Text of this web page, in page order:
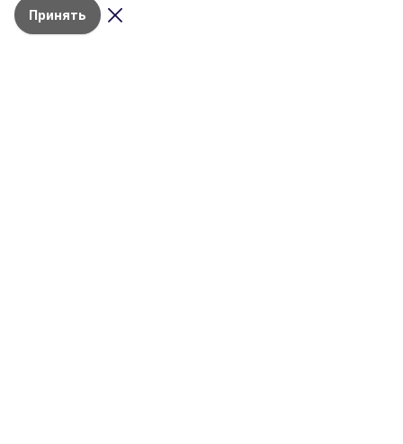
Принять
Новости
Статьи